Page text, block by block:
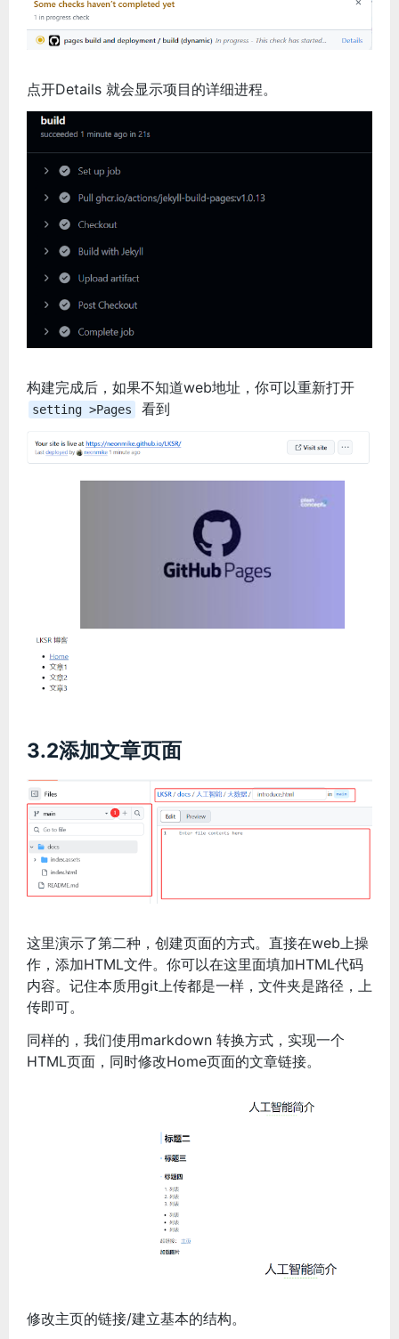
点开Details 就会显示项目的详细进程。
构建完成后，如果不知道web地址，你可以重新打开
setting >Pages 看到
3.2添加文章页面
这里演示了第二种，创建页面的方式。直接在web上操
作，添加HTML文件。你可以在这里面填加HTML代码
内容。记住本质用git上传都是一样，文件夹是路径，上
传即可。
同样的，我们使用markdown 转换方式，实现一个
HTML页面，同时修改Home页面的文章链接。
修改主页的链接/建立基本的结构。